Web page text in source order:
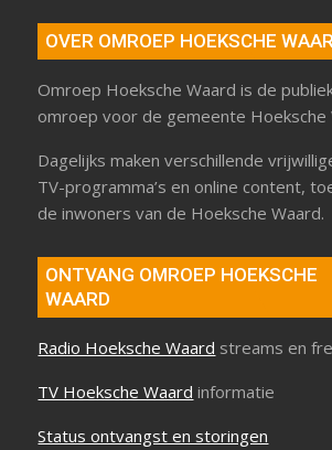
OVER OMROEP HOEKSCHE
Omroep Hoeksche Waard is de
omroep voor de gemeente Hoeksche
Dagelijks maken verschillende
TV-programma’s en online content,
de inwoners van de Hoeksche Waard.
ONTVANG OMROEP HOEKSCHE
WAARD
Radio Hoeksche Waard streams en
TV Hoeksche Waard informatie
Status ontvangst en storingen